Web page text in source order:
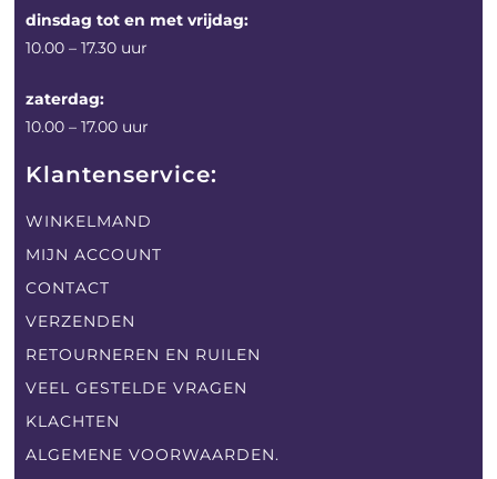
dinsdag tot en met vrijdag:
10.00 – 17.30 uur
zaterdag:
10.00 – 17.00 uur
Klantenservice:
WINKELMAND
MIJN ACCOUNT
CONTACT
VERZENDEN
RETOURNEREN EN RUILEN
VEEL GESTELDE VRAGEN
KLACHTEN
ALGEMENE VOORWAARDEN.